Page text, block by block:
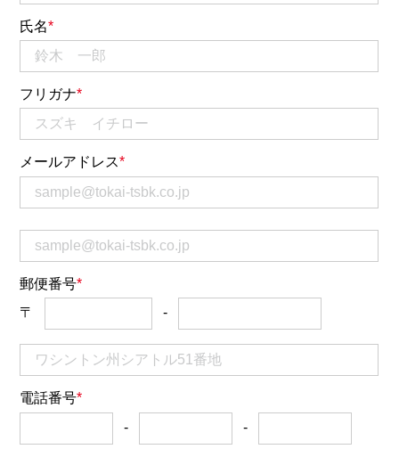
氏名
フリガナ
メールアドレス
郵便番号
〒
-
電話番号
-
-